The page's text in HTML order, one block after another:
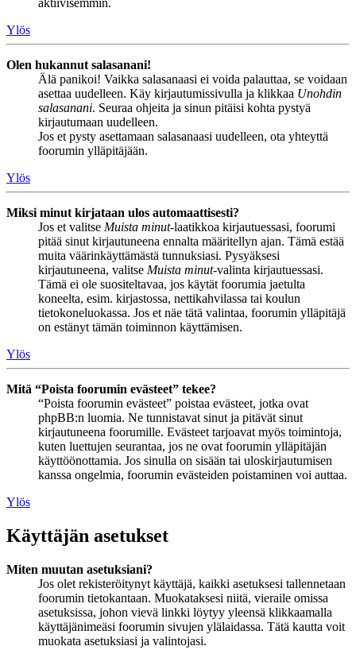
aktiivisemmin.
Ylös
Olen hukannut salasanani!
Älä panikoi! Vaikka salasanaasi ei voida palauttaa, se voidaan
asettaa uudelleen. Käy kirjautumissivulla ja klikkaa Unohdin
salasanani. Seuraa ohjeita ja sinun pitäisi kohta pystyä
kirjautumaan uudelleen.
Jos et pysty asettamaan salasanaasi uudelleen, ota yhteyttä
foorumin ylläpitäjään.
Ylös
Miksi minut kirjataan ulos automaattisesti?
Jos et valitse Muista minut-laatikkoa kirjautuessasi, foorumi
pitää sinut kirjautuneena ennalta määritellyn ajan. Tämä estää
muita väärinkäyttämästä tunnuksiasi. Pysyäksesi
kirjautuneena, valitse Muista minut-valinta kirjautuessasi.
Tämä ei ole suositeltavaa, jos käytät foorumia jaetulta
koneelta, esim. kirjastossa, nettikahvilassa tai koulun
tietokoneluokassa. Jos et näe tätä valintaa, foorumin ylläpitäjä
on estänyt tämän toiminnon käyttämisen.
Ylös
Mitä “Poista foorumin evästeet” tekee?
“Poista foorumin evästeet” poistaa evästeet, jotka ovat
phpBB:n luomia. Ne tunnistavat sinut ja pitävät sinut
kirjautuneena foorumille. Evästeet tarjoavat myös toimintoja,
kuten luettujen seurantaa, jos ne ovat foorumin ylläpitäjän
käyttöönottamia. Jos sinulla on sisään tai uloskirjautumisen
kanssa ongelmia, foorumin evästeiden poistaminen voi auttaa.
Ylös
Käyttäjän asetukset
Miten muutan asetuksiani?
Jos olet rekisteröitynyt käyttäjä, kaikki asetuksesi tallennetaan
foorumin tietokantaan. Muokataksesi niitä, vieraile omissa
asetuksissa, johon vievä linkki löytyy yleensä klikkaamalla
käyttäjänimeäsi foorumin sivujen ylälaidassa. Tätä kautta voit
muokata asetuksiasi ja valintojasi.